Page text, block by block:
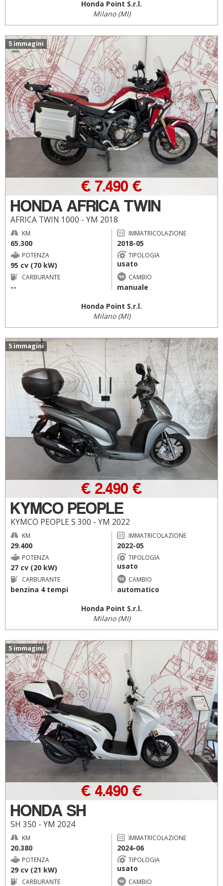
Honda Point S.r.l.
Milano (MI)
5 immagini
HONDA AFRICA TWIN
AFRICA TWIN 1000 - YM 2018
€ 7.490 €
KM
65.300
IMMATRICOLAZIONE
2018-05
POTENZA
95 cv (70 kW)
TIPOLOGIA
usato
CARBURANTE
--
CAMBIO
manuale
Honda Point S.r.l.
Milano (MI)
5 immagini
KYMCO PEOPLE
KYMCO PEOPLE S 300 - YM 2022
€ 2.490 €
KM
29.400
IMMATRICOLAZIONE
2022-05
POTENZA
27 cv (20 kW)
TIPOLOGIA
usato
CARBURANTE
benzina 4 tempi
CAMBIO
automatico
Honda Point S.r.l.
Milano (MI)
5 immagini
HONDA SH
SH 350 - YM 2024
€ 4.490 €
KM
20.380
IMMATRICOLAZIONE
2024-06
POTENZA
29 cv (21 kW)
TIPOLOGIA
usato
CARBURANTE CAMBIO